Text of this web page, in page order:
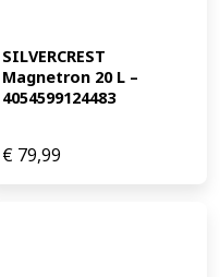
SILVERCREST
Magnetron 20 L –
4054599124483
€ 79,99